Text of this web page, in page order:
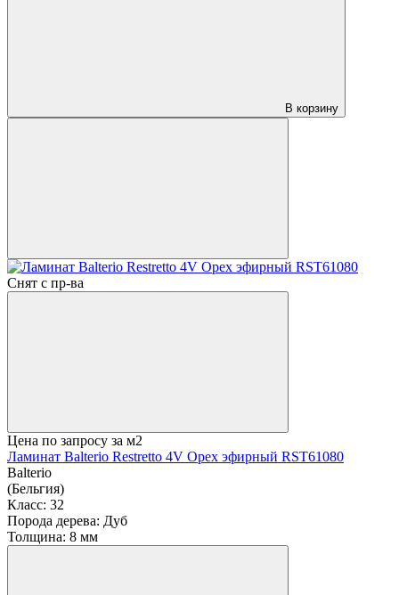
В корзину
Снят с пр-ва
Цена по запросу за м2
Ламинат Balterio Restretto 4V Орех эфирный RST61080
Balterio
(Бельгия)
Класс: 32
Порода дерева: Дуб
Толщина: 8 мм